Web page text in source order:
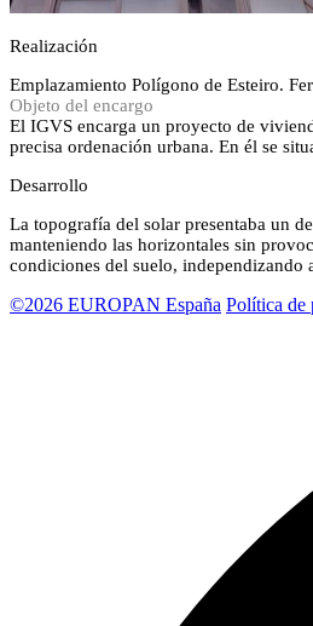
Realización
Emplazamiento Polígono de Esteiro.
Objeto del encargo
El IGVS encarga un proyecto de
precisa ordenación urbana. En él se
Desarrollo
La topografía del solar presentaba un
manteniendo las horizontales sin
condiciones del suelo, independizando
©2026 EUROPAN España Política de